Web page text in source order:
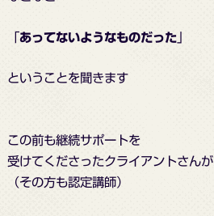
「あってないようなものだった」
ということを聞きます
この前も継続サポートを
受けてくださったクライアントさんが
（その方も認定講師）